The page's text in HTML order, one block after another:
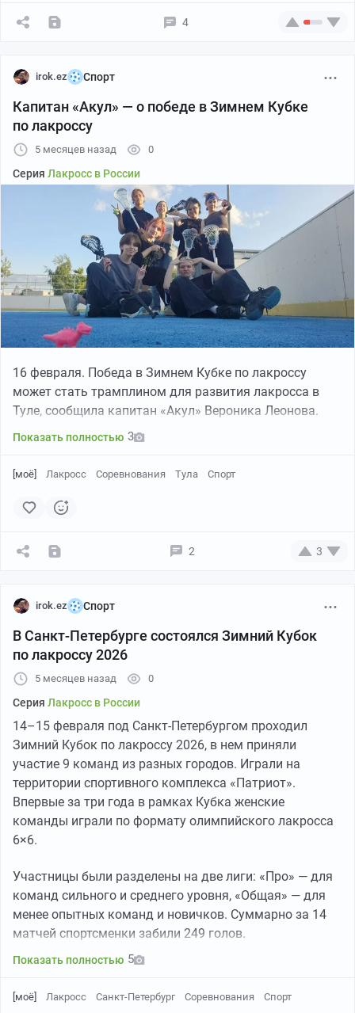
4
irok.ez Спорт
Капитан «Акул» — о победе в Зимнем Кубке
по лакроссу
5 месяцев назад 0
Серия Лакросс в России
16 февраля. Победа в Зимнем Кубке по лакроссу
может стать трамплином для развития лакросса в
Туле, сообщила капитан «Акул» Вероника Леонова.
Показать полностью 3
[моё] Лакросс Соревнования Тула Спорт
2 3
irok.ez Спорт
В Санкт-Петербурге состоялся Зимний Кубок
по лакроссу 2026
5 месяцев назад 0
Серия Лакросс в России
14–15 февраля под Санкт-Петербургом проходил
Зимний Кубок по лакроссу 2026, в нем приняли
участие 9 команд из разных городов. Играли на
территории спортивного комплекса «Патриот».
Впервые за три года в рамках Кубка женские
команды играли по формату олимпийского лакросса
6×6.
Участницы были разделены на две лиги: «Про» — для
команд сильного и среднего уровня, «Общая» — для
менее опытных команд и новичков. Суммарно за 14
матчей спортсменки забили 249 голов.
Показать полностью 5
[моё] Лакросс Санкт-Петербург Соревнования Спорт